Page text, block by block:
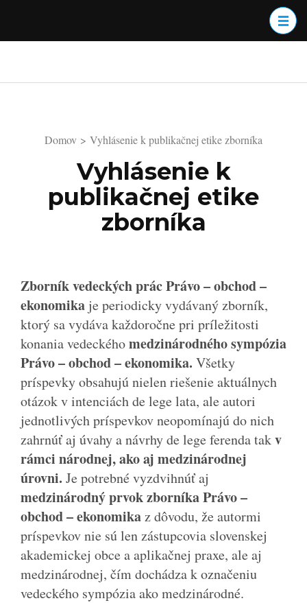
obsah
Enter)
Domov > Vyhlásenie k publikačnej etike zborníka
Vyhlásenie k
publikačnej etike
zborníka
Zborník vedeckých prác Právo – obchod –
ekonomika je periodicky vydávaný zborník,
ktorý sa vydáva každoročne pri príležitosti
konania vedeckéhomedzinárodného sympózia
Právo – obchod – ekonomika. Všetky
príspevky obsahujú nielen riešenie aktuálnych
otázok v intenciách de lege lata, ale autori
jednotlivých príspevkov neopomínajú do nich
zahrnúť aj úvahy a návrhy de lege ferenda takv
rámci národnej, ako aj medzinárodnej
úrovni. Je potrebné vyzdvihnúť aj
medzinárodný prvok zborníka Právo –
obchod – ekonomikaz dôvodu, že autormi
príspevkov nie sú len zástupcovia slovenskej
akademickej obce a aplikačnej praxe, ale aj
medzinárodnej, čím dochádza k označeniu
vedeckého sympózia ako medzinárodné.